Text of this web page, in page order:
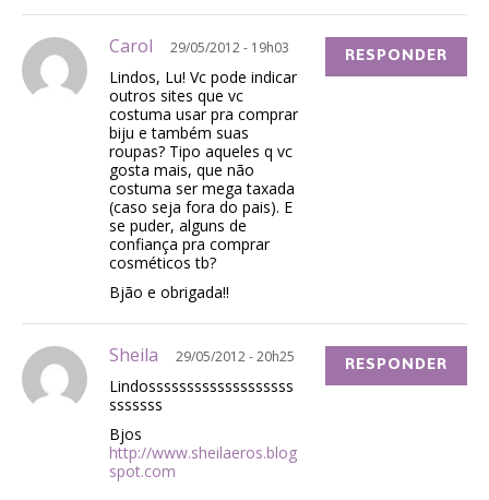
Carol 29/05/2012 - 19h03
Lindos, Lu! Vc pode indicar
outros sites que vc
costuma usar pra comprar
biju e também suas
roupas? Tipo aqueles q vc
gosta mais, que não
costuma ser mega taxada
(caso seja fora do pais). E
se puder, alguns de
confiança pra comprar
cosméticos tb?
Bjão e obrigada!!
RESPONDER
Sheila 29/05/2012 - 20h25
Lindosssssssssssssssssss
sssssss
Bjos
http://www.sheilaeros.blog
spot.com
RESPONDER